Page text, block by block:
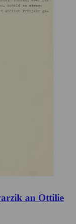
an Ottilie